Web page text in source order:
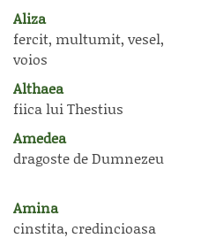
Aliza
fercit, multumit, vesel,
voios
Althaea
fiica lui Thestius
Amedea
dragoste de Dumnezeu
Amina
cinstita, credincioasa